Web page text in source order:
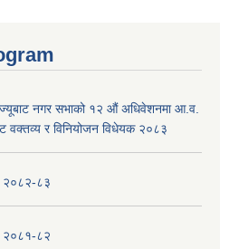
नगर सभाको १२ ‍औं अधिवेशनमा आ.व.
वक्तव्य र विनियोजन विधेयक २०८३
२०८२-८३
२०८१-८२